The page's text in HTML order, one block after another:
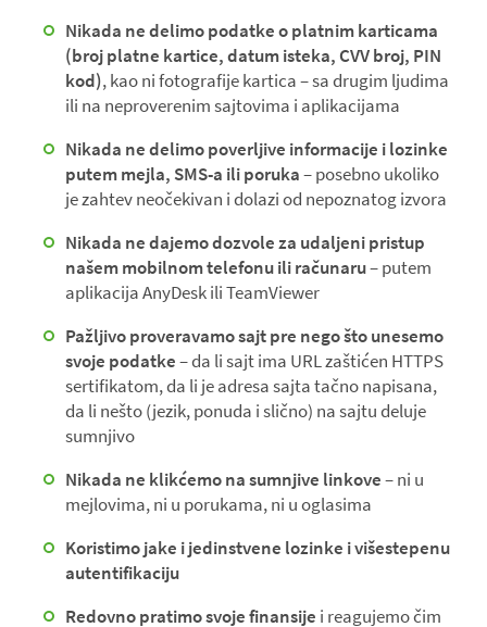
Nikada ne delimo podatke o platnim karticama
(broj platne kartice, datum isteka, CVV broj, PIN
kod), kao ni fotografije kartica – sa drugim ljudima
ili na neproverenim sajtovima i aplikacijama
Nikada ne delimo poverljive informacije i lozinke
putem mejla, SMS-a ili poruka– posebno ukoliko
je zahtev neočekivan i dolazi od nepoznatog izvora
Nikada ne dajemo dozvole za udaljeni pristup
našem mobilnom telefonu ili računaru– putem
aplikacija AnyDesk ili TeamViewer
Pažljivo proveravamo sajt pre nego što unesemo
svoje podatke– da li sajt ima URL zaštićen HTTPS
sertifikatom, da li je adresa sajta tačno napisana,
da li nešto (jezik, ponuda i slično) na sajtu deluje
sumnjivo
Nikada ne klikćemo na sumnjive linkove– ni u
mejlovima, ni u porukama, ni u oglasima
Koristimo jake i jedinstvene lozinke i višestepenu
autentifikaciju
Redovno pratimo svoje finansije i reagujemo čim